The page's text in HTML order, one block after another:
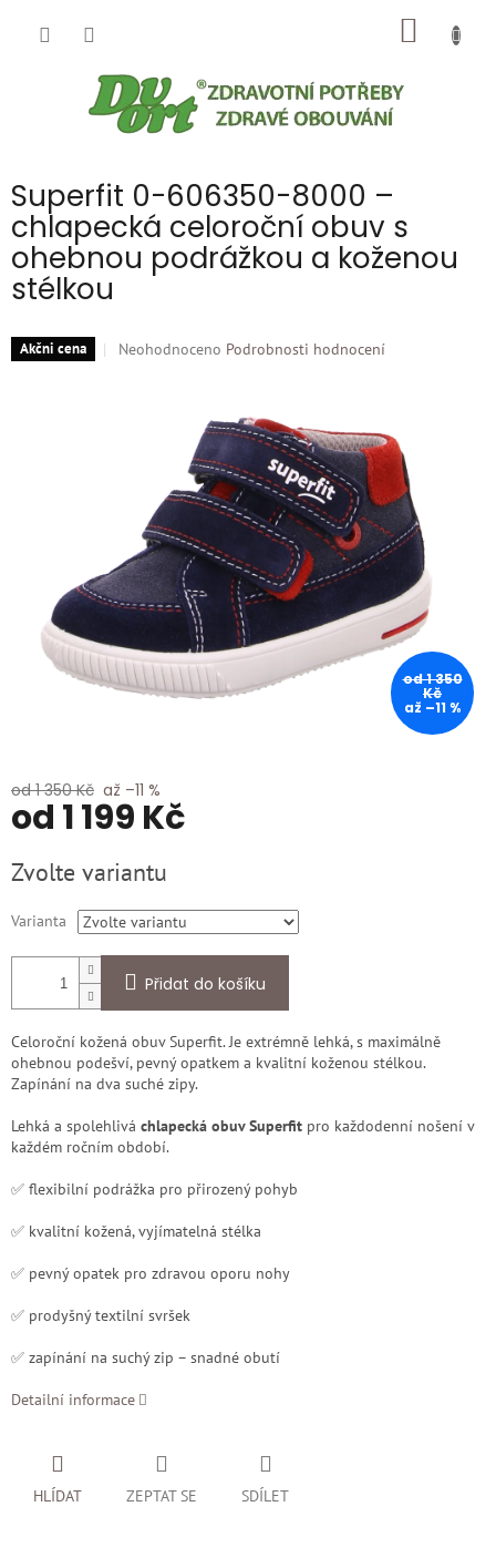
Superfit 0-606350-8000 –
chlapecká celoroční obuv s
ohebnou podrážkou a koženou
stélkou
Akčni cena
Průměrné
hvězdiček.
Neohodnoceno Podrobnosti hodnocení
od 1 350
Kč
až –11 %
od 1 350 Kč až –11 %
od 1 199 Kč
cena:
Zvolte variantu
Varianta
Přidat do košíku
Celoroční kožená obuv Superfit. Je extrémně lehká, s maximálně
ohebnou podešví, pevný opatkem a kvalitní koženou stélkou.
Zapínání na dva suché zipy.
Lehká a spolehlivá chlapecká obuv Superfit pro každodenní nošení v
každém ročním období.
✅ flexibilní podrážka pro přirozený pohyb
✅ kvalitní kožená, vyjímatelná stélka
✅ pevný opatek pro zdravou oporu nohy
✅ prodyšný textilní svršek
✅ zapínání na suchý zip – snadné obutí
Detailní informace
ZEPTAT SE
HLÍDAT SDÍLET